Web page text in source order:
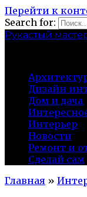
Перейти к
Search for:
Рукастый
Дизайн
Дом и дача
Интерьер
Новости
Ремонт и
Сделай сам
Главная »